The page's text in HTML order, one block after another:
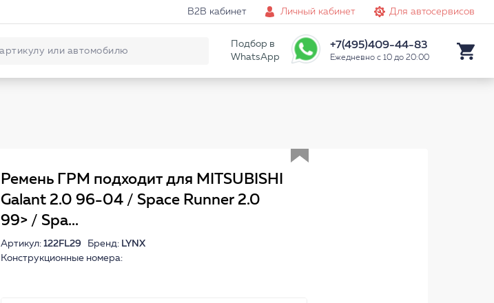
B2B кабинет Личный кабинет Для автосервисов
Подбор в
WhatsApp
+7(495)409-44-83
Ежедневно с 10 до 20:00
Ремень ГРМ подходит для MITSUBISHI
Galant 2.0 96-04 / Space Runner 2.0
99> / Spa...
Артикул: 122FL29 Бренд: LYNX
Конструкционные номера: